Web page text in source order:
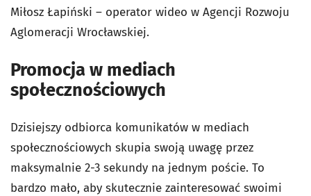
Miłosz Łapiński – operator wideo w Agencji Rozwoju
Aglomeracji Wrocławskiej.
Promocja w mediach
społecznościowych
Dzisiejszy odbiorca komunikatów w mediach
społecznościowych skupia swoją uwagę przez
maksymalnie 2-3 sekundy na jednym poście. To
bardzo mało, aby skutecznie zainteresować swoimi